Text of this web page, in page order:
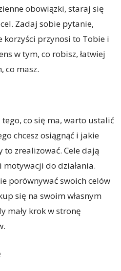
obowiązki, staraj się
Zadaj sobie pytanie,
korzyści przynosi to Tobie i
w tym, co robisz, łatwiej
co masz.
co się ma, warto ustalić
chcesz osiągnąć i jakie
zrealizować. Cele dają
do działania.
porównywać swoich celów
się na swoim własnym
mały krok w stronę